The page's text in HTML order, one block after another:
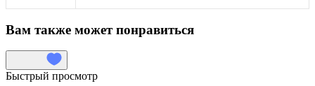
Вам также может понравиться
Быстрый просмотр